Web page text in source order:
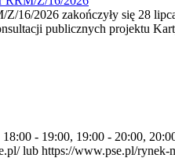
16/2026 zakończyły się 28
publicznych projektu
- 19:00, 19:00 - 20:00,
lub https://www.pse.pl/